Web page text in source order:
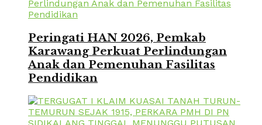
Peringati HAN 2026, Pemkab
Karawang Perkuat Perlindungan
Anak dan Pemenuhan Fasilitas
Pendidikan